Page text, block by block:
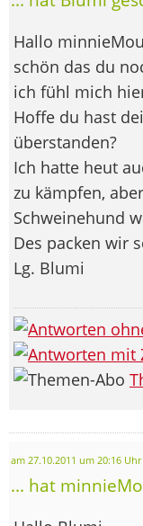
Hallo
schön das du
ich fühl mich
Hoffe du hast
überstanden?
Ich hatte heut
zu kämpfen,
Schweinehund
Des packen wir
Lg. Blumi
am 27.10.2011 um 20:16 Uhr
... hat